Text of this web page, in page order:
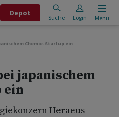
Depot
Suche Login Menu
Chemie-Startup ein
japanischem
ein
Heraeus